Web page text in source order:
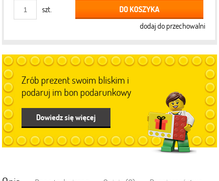
szt.
DO KOSZYKA
dodaj do przechowalni
Zrób prezent swoim bliskim i
podaruj im bon podarunkowy
Dowiedz się więcej